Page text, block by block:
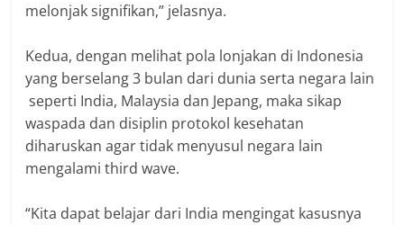
melonjak signifikan,” jelasnya.
Kedua, dengan melihat pola lonjakan di Indonesia
yang berselang 3 bulan dari dunia serta negara lain
seperti India, Malaysia dan Jepang, maka sikap
waspada dan disiplin protokol kesehatan
diharuskan agar tidak menyusul negara lain
mengalami third wave.
“Kita dapat belajar dari India mengingat kasusnya